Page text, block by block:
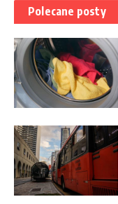
Polecane posty